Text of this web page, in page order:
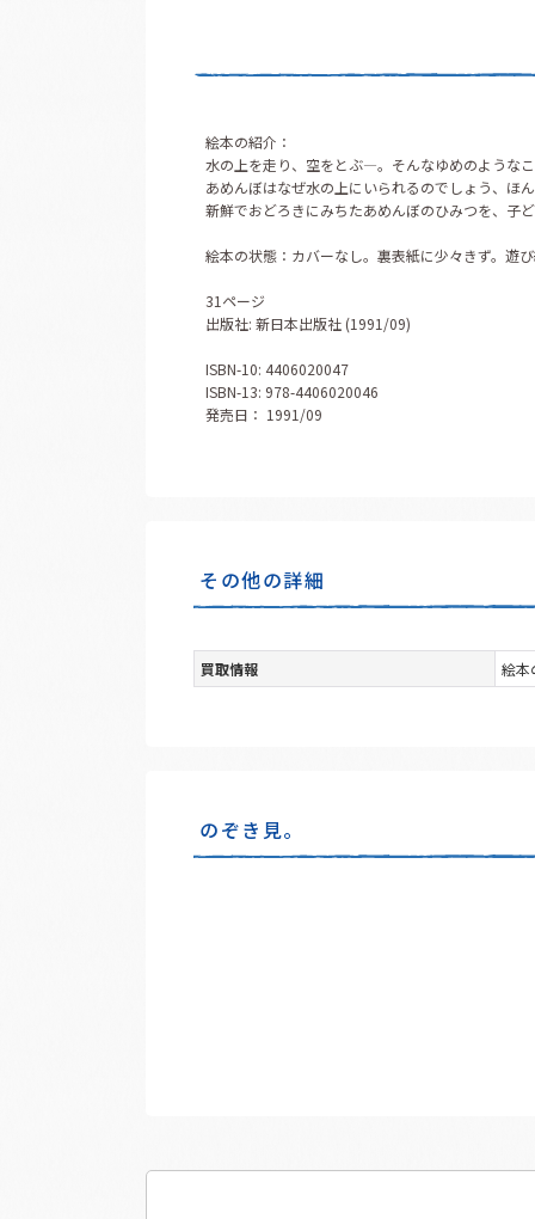
絵本の紹介：
水の上を走り、空をとぶ―。そんなゆめのような
あめんぼはなぜ水の上にいられるのでしょう、ほ
新鮮でおどろきにみちたあめんぼのひみつを、子
絵本の状態：カバーなし。裏表紙に少々きず。遊
31ページ
出版社: 新日本出版社 (1991/09)
ISBN-10: 4406020047
ISBN-13: 978-4406020046
発売日： 1991/09
その他の詳細
買取情報 絵本
のぞき見。